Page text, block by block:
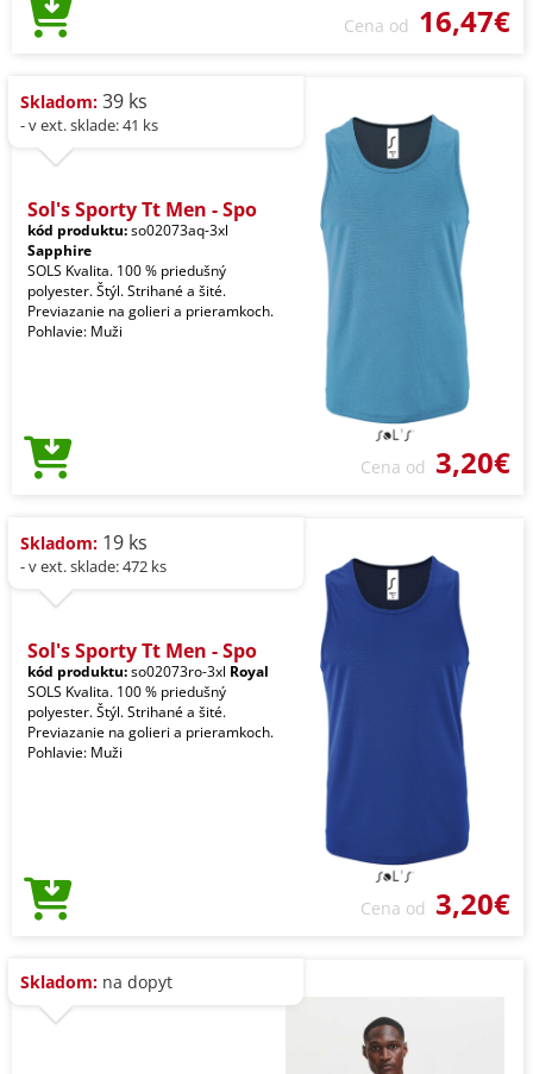
Cena od 16,47€
Skladom: 39 ks
- v ext. sklade: 41 ks
Sol's Sporty Tt Men - Spo
kód produktu:so02073aq-3xl
Sapphire
SOLS Kvalita. 100 % priedušný
polyester. Štýl. Strihané a šité.
Previazanie na golieri a prieramkoch.
Pohlavie: Muži
Cena od 3,20€
Skladom: 19 ks
- v ext. sklade: 472 ks
Sol's Sporty Tt Men - Spo
kód produktu:so02073ro-3xl Royal
SOLS Kvalita. 100 % priedušný
polyester. Štýl. Strihané a šité.
Previazanie na golieri a prieramkoch.
Pohlavie: Muži
Cena od 3,20€
Skladom: na dopyt